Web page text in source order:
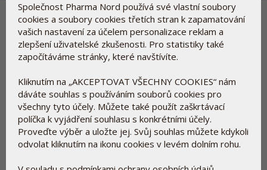
Trápí vás typické příznaky
jara?
Skvělá zpráva pro ty, co milují život venku:
MF DNES píše o přírodní úlevě od alergií.
Pokud trpíte sennou rýmou a jarními alergiemi, mohl by vás
zajímat speciální tří stránkový článek publikovaný letos 17.
Společnost Pharma Nord používá své vlastní soubory
cookies a soubory cookies třetích stran k zapamatování
vašich nastavení za účelem personalizace reklam a
zlepšení uživatelské zkušenosti. Pro statistiky také
započítáváme stránky, které navštívíte.
Kliknutím na „AKCEPTOVAT VŠECHNY COOKIES“ nám
dáváte souhlas s používáním souborů cookies pro
všechny tyto účely. Můžete také použít zaškrtávací
políčka k vyjádření souhlasu s konkrétními účely.
Proveďte výběr a uložte jej. Svůj souhlas můžete kdykoli
odvolat kliknutím na ikonu cookies v levém dolním rohu.